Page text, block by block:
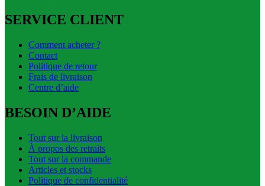
SERVICE CLIENT
Comment acheter ?
Contact
Politique de retour
Frais de livraison
Centre d’aide
BESOIN D’AIDE
Tout sur la livraison
À propos des retraits
Tout sur la commande
Articles et stocks
Politique de confidentialité